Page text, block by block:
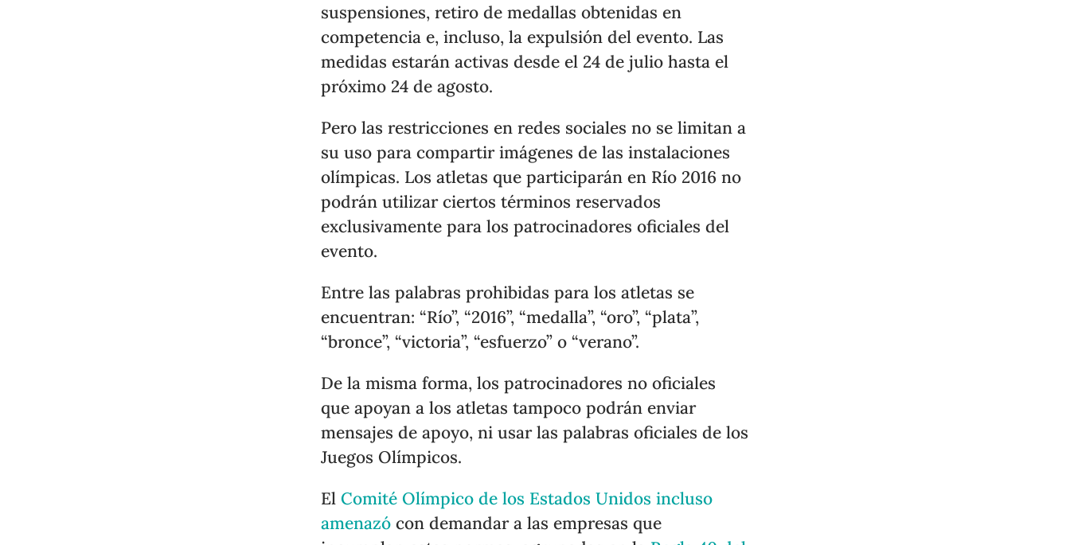
suspensiones, retiro de medallas obtenidas en
competencia e, incluso, la expulsión del evento. Las
medidas estarán activas desde el 24 de julio hasta el
próximo 24 de agosto.
Pero las restricciones en redes sociales no se limitan a
su uso para compartir imágenes de las instalaciones
olímpicas. Los atletas que participarán en Río 2016 no
podrán utilizar ciertos términos reservados
exclusivamente para los patrocinadores oficiales del
evento.
Entre las palabras prohibidas para los atletas se
encuentran: “Río”, “2016”, “medalla”, “oro”, “plata”,
“bronce”, “victoria”, “esfuerzo” o “verano”.
De la misma forma, los patrocinadores no oficiales
que apoyan a los atletas tampoco podrán enviar
mensajes de apoyo, ni usar las palabras oficiales de los
Juegos Olímpicos.
ElComité Olímpico de los Estados Unidos incluso
amenazó con demandar a las empresas que